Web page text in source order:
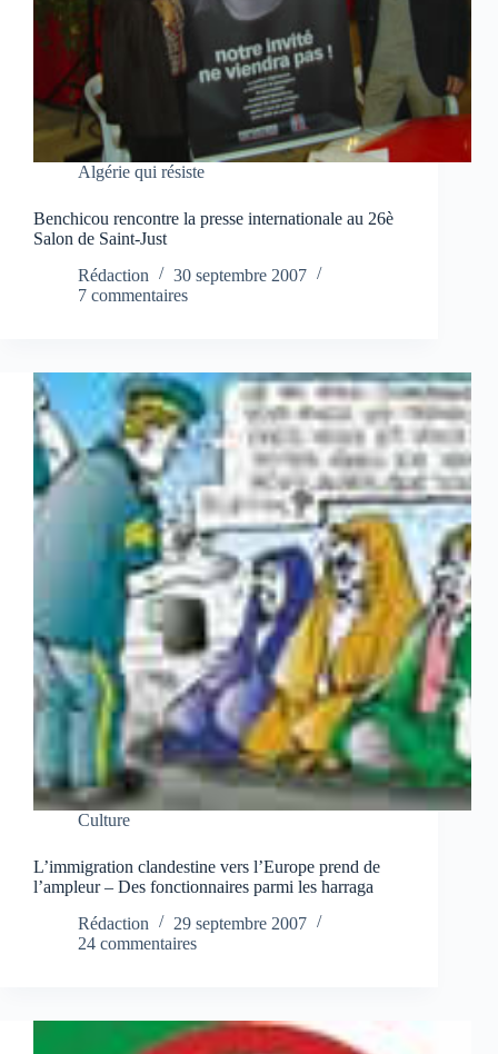
Algérie qui résiste
Benchicou rencontre la presse internationale au 26è
Salon de Saint-Just
Rédaction
30 septembre 2007
7 commentaires
Culture
L’immigration clandestine vers l’Europe prend de
l’ampleur – Des fonctionnaires parmi les harraga
Rédaction
29 septembre 2007
24 commentaires